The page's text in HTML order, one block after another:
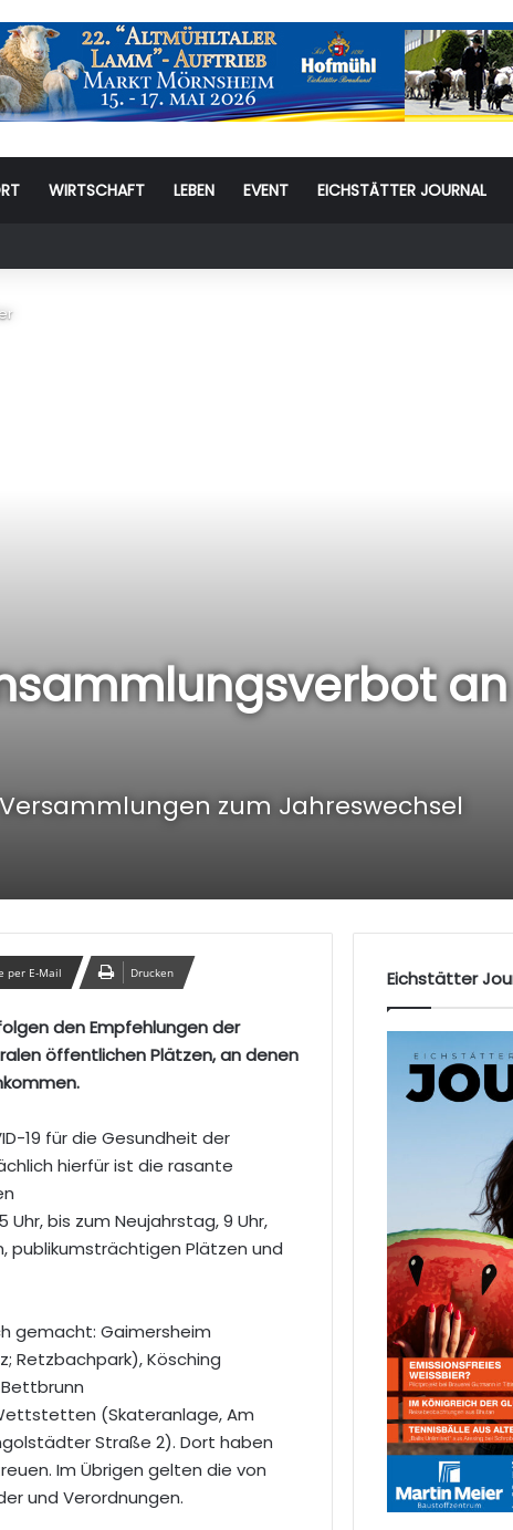
WIRTSCHAFT LEBEN EVENT EICHSTÄTTER JOURNAL
Kinder- und Jugendtag – für ganze Familie
an
zum Jahreswechsel
per E-Mail Drucken
den Empfehlungen der
öffentlichen Plätzen, an denen
19 für die Gesundheit der
hierfür ist die rasante
bis zum Neujahrstag, 9 Uhr,
publikumsträchtigen Plätzen und
gemacht: Gaimersheim
Retzbachpark), Kösching
(Skateranlage, Am
Straße 2). Dort haben
Im Übrigen gelten die von
und Verordnungen.
Eichstätter